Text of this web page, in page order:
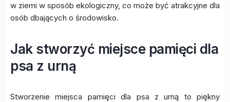
w ziemi w sposób ekologiczny, co może być atrakcyjne dla
osób dbających o środowisko.
Jak stworzyć miejsce pamięci dla
psa z urną
Stworzenie miejsca pamięci dla psa z urną to piękny